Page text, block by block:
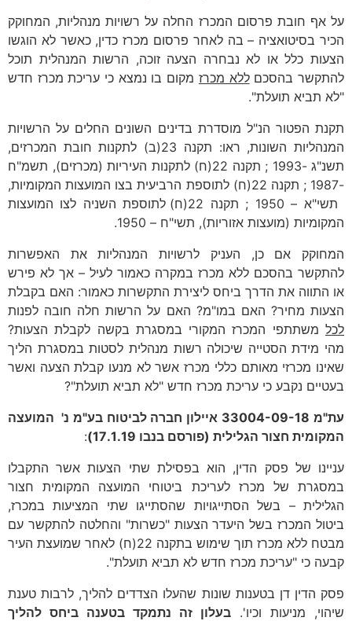
על אף חובת פרסום המכרז החלה על רשויות מנהליות, המחוקק
הכיר בסיטואציה – בה לאחר פרסום מכרז כדין, כאשר לא הוגשו
הצעות כלל או לא נבחרה הצעה זוכה, הרשות המנהלית תוכל
להתקשר בהסכםללא מכרז מקום בו נמצא כי עריכת מכרז חדש
"לא תביא תועלת".
תקנת הפטור הנ"ל מוסדרת בדינים השונים החלים על הרשויות
המנהליות השונות, ראו: תקנה 23(ב) לתקנות חובת המכרזים,
תשנ"ג -1993 ; תקנה 22(ח) לתקנות העיריות (מכרזים), תשמ"ח
-1987 ; תקנה 22(ח) לתוספת הרביעית בצו המועצות המקומיות,
תשי"א – 1950 ; תקנה 22(ח) לתוספת השניה לצו המועצות
המקומיות (מועצות אזוריות), תשי"ח – 1950.
המחוקק אם כן, העניק לרשויות המנהליות את האפשרות
להתקשר בהסכם ללא מכרז במקרה כאמור לעיל – אך לא פירש
או התווה את הדרך ביחס ליצירת התקשרות כאמור: האם בקבלת
הצעות מחיר? האם במו"מ? האם על הרשות חלה חובה לפנות
לכל משתתפי המכרז המקורי במסגרת בקשה לקבלת הצעות?
מהי מידת הסטייה שיכולה רשות מנהלית לסטות במסגרת הליך
שאינו מכרזי מאותם כללי מכרז אשר לא מנעו קבלת הצעה ואשר
בעטיים נקבע כי עריכת מכרז חדש "לא תביא תועלת"?
עת"מ 33004-09-18
איילון חברה לביטוח בע"מ נ' המועצה
המקומית חצור הגלילית (פורסם בנבו 17.1.19)
:
עניינו של פסק הדין, הוא בפסילת שתי הצעות אשר התקבלו
במסגרת של מכרז לעריכת ביטוחי המועצה המקומית חצור
הגלילית – בשל הסתייגויות שהסתייגו שתי המציעות במכרז,
ביטול המכרז בשל היעדר הצעות "כשרות" והחלטה להתקשר עם
מבטח ללא מכרז תוך שימוש בתקנה 22(ח) לאחר שמועצת העיר
קבעה כי "עריכת מכרז חדש לא תביא תועלת".
פסק הדין דן בטענות שונות שהעלו הצדדים להליך, לרבות טענת
שיהוי, מניעות וכיו'. בעלון זה נתמקד בטענה ביחס להליך